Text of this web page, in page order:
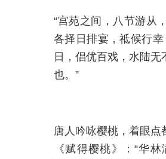
“宫苑之间，八节游从
各择日排宴，祗候行幸
日，倡优百戏，水陆
也。”
唐人吟咏樱桃，着眼
《赋得樱桃》：“华